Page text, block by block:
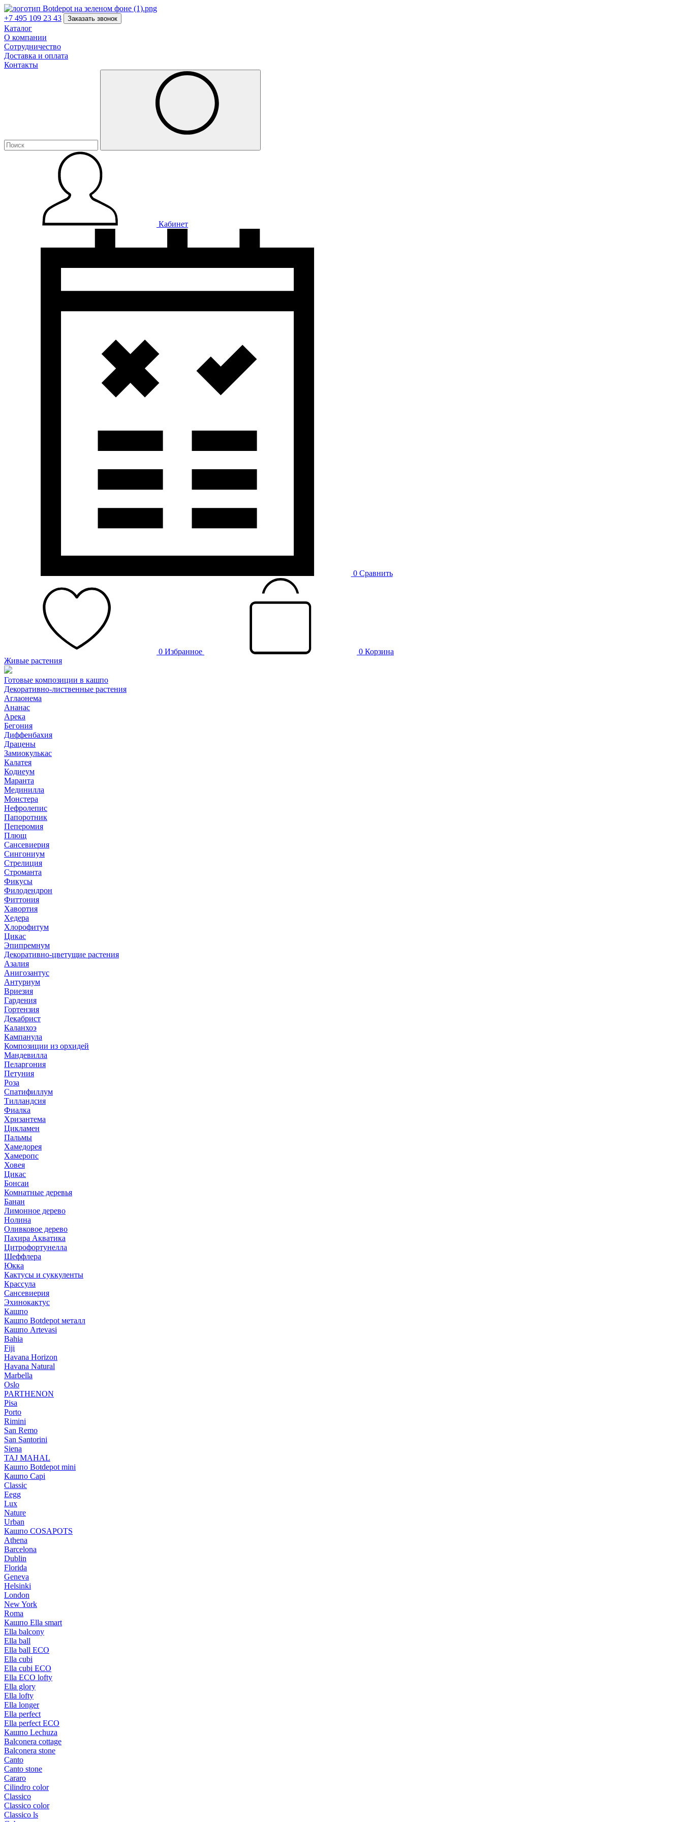
+7 495 109 23 43 Заказать звонок
Каталог
О компании
Сотрудничество
Доставка и оплата
Контакты
Кабинет
0 Сравнить
0 Избранное 0 Корзина
Живые растения
Готовые композиции в кашпо
Декоративно-лиственные растения
Аглаонема
Ананас
Арека
Бегония
Диффенбахия
Драцены
Замиокулькас
Калатея
Кодиеум
Маранта
Мединилла
Монстера
Нефролепис
Папоротник
Пеперомия
Плющ
Сансевиерия
Сингониум
Стрелиция
Строманта
Фикусы
Филодендрон
Фиттония
Хавортия
Хедера
Хлорофитум
Цикас
Эпипремнум
Декоративно-цветущие растения
Азалия
Анигозантус
Антуриум
Вриезия
Гардения
Гортензия
Декабрист
Каланхоэ
Кампанула
Композиции из орхидей
Мандевилла
Пеларгония
Петуния
Роза
Спатифиллум
Тилландсия
Фиалка
Хризантема
Цикламен
Пальмы
Хамедорея
Хамеропс
Ховея
Цикас
Бонсаи
Комнатные деревья
Банан
Лимонное дерево
Нолина
Оливковое дерево
Пахира Акватика
Цитрофортунелла
Шеффлера
Юкка
Кактусы и суккуленты
Крассула
Сансевиерия
Эхинокактус
Кашпо
Кашпо Botdepot металл
Кашпо Artevasi
Bahia
Fiji
Havana Horizon
Havana Natural
Marbella
Oslo
PARTHENON
Pisa
Porto
Rimini
San Remo
San Santorini
Siena
TAJ MAHAL
Кашпо Botdepot mini
Кашпо Capi
Classic
Eegg
Lux
Nature
Urban
Кашпо COSAPOTS
Athena
Barcelona
Dublin
Florida
Geneva
Helsinki
London
New York
Roma
Кашпо Ella smart
Ella balcony
Ella ball
Ella ball ECO
Ella cubi
Ella cubi ECO
Ella ECO lofty
Ella glory
Ella lofty
Ella longer
Ella perfect
Ella perfect ECO
Кашпо Lechuza
Balconera cottage
Balconera stone
Canto
Canto stone
Cararo
Cilindro color
Classico
Classico color
Classico ls